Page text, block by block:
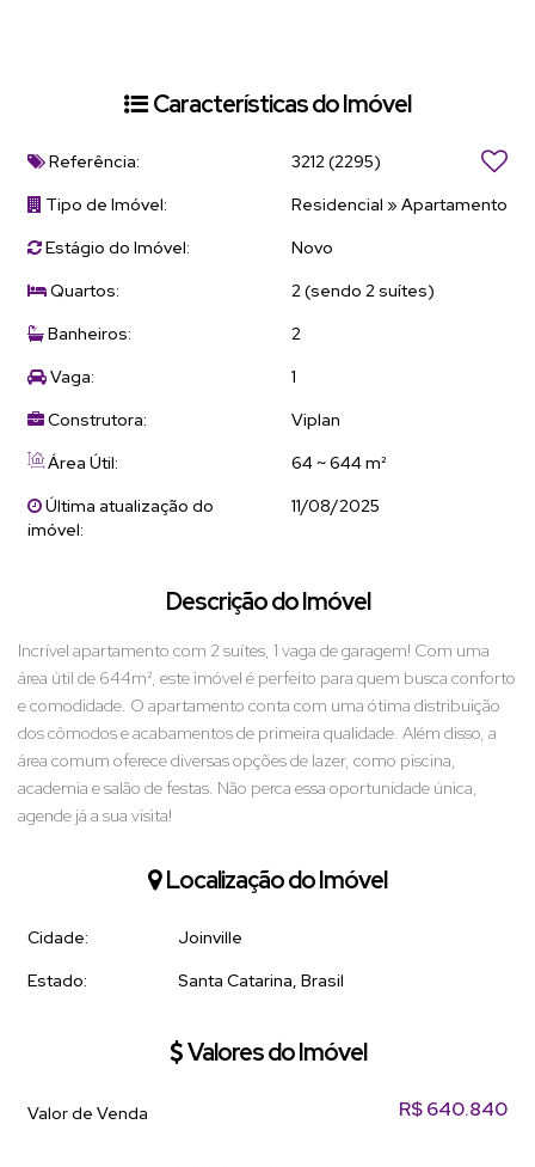
Características do Imóvel
Referência: 3212(2295)
Tipo de Imóvel:
Residencial » Apartamento
Estágio do Imóvel:
Novo
Quartos:
2 (sendo 2 suítes)
Banheiros:
2
Vaga:
1
Construtora:
Viplan
Área Útil:
64 ~ 644 m²
Última atualização do
imóvel:
11/08/2025
Descrição do Imóvel
Incrível apartamento com 2 suítes, 1 vaga de garagem! Com uma
área útil de 644m², este imóvel é perfeito para quem busca conforto
e comodidade. O apartamento conta com uma ótima distribuição
dos cômodos e acabamentos de primeira qualidade. Além disso, a
área comum oferece diversas opções de lazer, como piscina,
academia e salão de festas. Não perca essa oportunidade única,
agende já a sua visita!
Localização do Imóvel
Cidade:
Joinville
Estado:
Santa Catarina, Brasil
Valores do Imóvel
R$640.840
Valor de Venda